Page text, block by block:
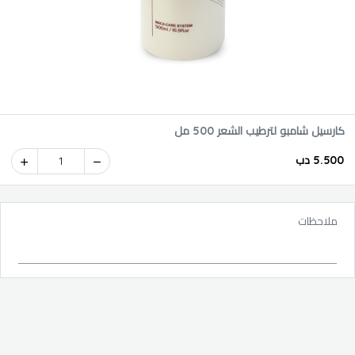
كارسيل شامبو لترطيب الشعر 500 مل
5.500 دب 1
ملاحظات